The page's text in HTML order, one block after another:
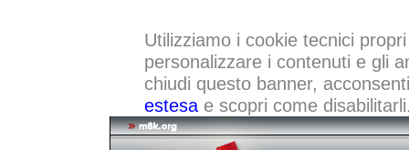
Utilizziamo i cookie tecnici
personalizzare i contenuti e gli
chiudi questo banner,
estesae scopri come